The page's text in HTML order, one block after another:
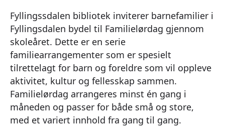
Fyllingssdalen bibliotek inviterer barnefamilier i
Fyllingsdalen bydel til Familielørdag gjennom
skoleåret. Dette er en serie
familiearrangementer som er spesielt
tilrettelagt for barn og foreldre som vil oppleve
aktivitet, kultur og fellesskap sammen.
Familielørdag arrangeres minst én gang i
måneden og passer for både små og store,
med et variert innhold fra gang til gang.